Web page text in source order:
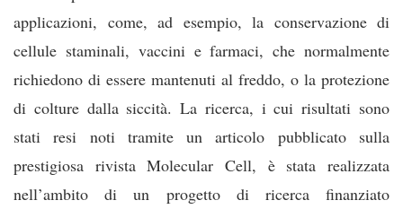
applicazioni, come, ad esempio, la conservazione di
cellule staminali, vaccini e farmaci, che normalmente
richiedono di essere mantenuti al freddo, o la protezione
di colture dalla siccità. La ricerca, i cui risultati sono
stati resi noti tramite un articolo pubblicato sulla
prestigiosa rivista Molecular Cell, è stata realizzata
nell’ambito di un progetto di ricerca finanziato